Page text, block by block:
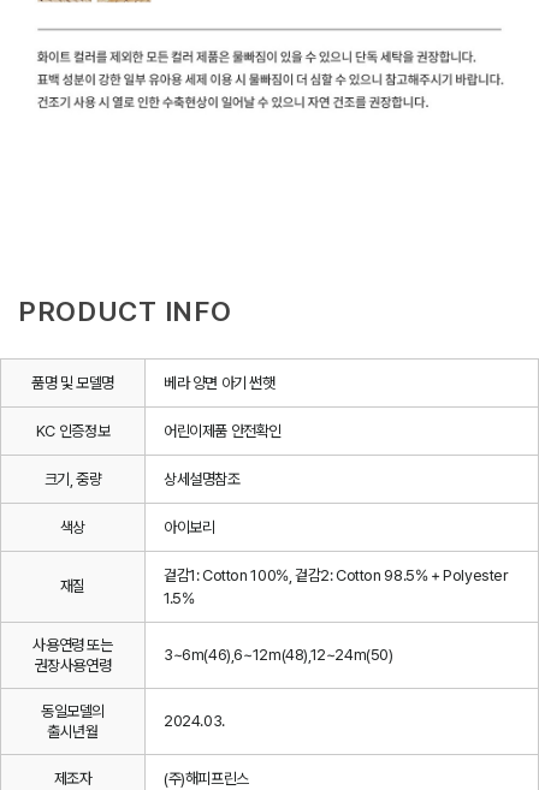
PRODUCT INFO
품명 및 모델명 베라 양면 아기 썬햇
KC 인증정보 어린이제품 안전확인
크기, 중량 상세설명참조
색상 아이보리
재질
겉감1: Cotton 100%, 겉감2: Cotton 98.5% + Polyester
1.5%
사용연령 또는
권장사용연령
3~6m(46),6~12m(48),12~24m(50)
동일모델의
출시년월
2024.03.
제조자 (주)해피프린스